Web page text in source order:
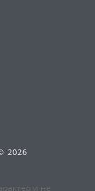
2026
и не